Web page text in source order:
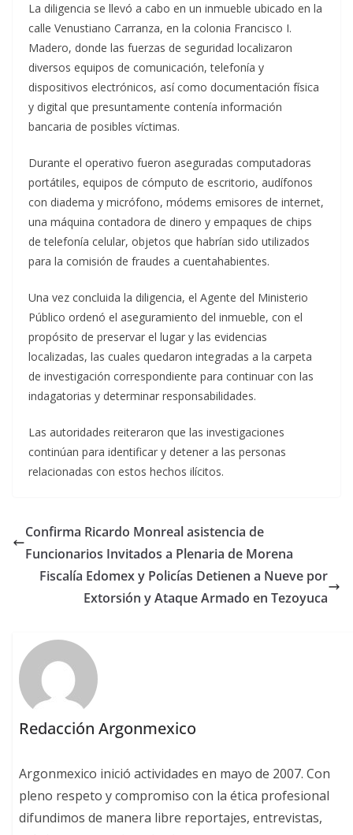
La diligencia se llevó a cabo en un inmueble ubicado en la
calle Venustiano Carranza, en la colonia Francisco I.
Madero, donde las fuerzas de seguridad localizaron
diversos equipos de comunicación, telefonía y
dispositivos electrónicos, así como documentación física
y digital que presuntamente contenía información
bancaria de posibles víctimas.
Durante el operativo fueron aseguradas computadoras
portátiles, equipos de cómputo de escritorio, audífonos
con diadema y micrófono, módems emisores de internet,
una máquina contadora de dinero y empaques de chips
de telefonía celular, objetos que habrían sido utilizados
para la comisión de fraudes a cuentahabientes.
Una vez concluida la diligencia, el Agente del Ministerio
Público ordenó el aseguramiento del inmueble, con el
propósito de preservar el lugar y las evidencias
localizadas, las cuales quedaron integradas a la carpeta
de investigación correspondiente para continuar con las
indagatorias y determinar responsabilidades.
Las autoridades reiteraron que las investigaciones
continúan para identificar y detener a las personas
relacionadas con estos hechos ilícitos.
Confirma Ricardo Monreal asistencia de
Funcionarios Invitados a Plenaria de Morena
Fiscalía Edomex y Policías Detienen a Nueve por
Extorsión y Ataque Armado en Tezoyuca
Redacción Argonmexico
Argonmexico inició actividades en mayo de 2007. Con
pleno respeto y compromiso con la ética profesional
difundimos de manera libre reportajes, entrevistas,